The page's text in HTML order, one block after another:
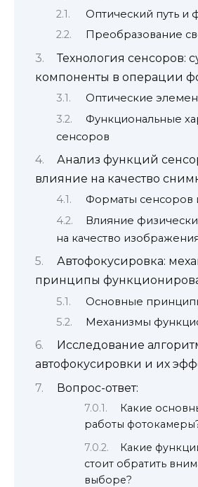
Оптический путь и
Преобразование
Технология сенсоров:
компоненты в операции
Оптические
Функциональные
сенсоров
Анализ функций
влияние на качество
Форматы сенсоров
Влияние
на качество
Автофокусировка:
принципы
Основные
Механизмы
Исследование
автофокусировки и их
Вопрос-ответ:
Какие
работы
Какие
стоит обратить
выборе?